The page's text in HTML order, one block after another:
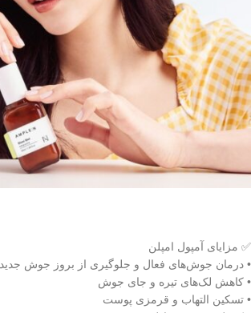
✅ مزایای آمپول امپلن
• درمان جوش‌های فعال و جلوگیری از بروز جوش جدید
• کاهش لک‌های تیره و جای جوش
• تسکین التهاب و قرمزی پوست